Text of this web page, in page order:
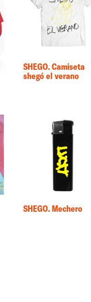
SHEGO. Camiseta
shegó el verano
SHEGO. Mechero